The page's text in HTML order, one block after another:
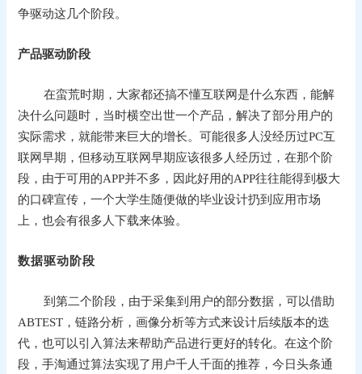
争驱动这几个阶段。
产品驱动阶段
在蛮荒时期，大家都还搞不懂互联网是什么东西，能解
决什么问题时，当时横空出世一个产品，解决了部分用户的
实际需求，就能带来巨大的增长。可能很多人没经历过PC互
联网早期，但移动互联网早期应该很多人经历过，在那个阶
段，由于可用的APP并不多，因此好用的APP往往能得到极大
的口碑宣传，一个大学生随便做的毕业设计扔到应用市场
上，也会有很多人下载来体验。
数据驱动阶段
到第二个阶段，由于采集到用户的部分数据，可以借助
ABTEST，链路分析，画像分析等方式来设计后续版本的迭
代，也可以引入算法来帮助产品进行更好的转化。在这个阶
段，手淘通过算法实现了用户千人千面的推荐，今日头条通